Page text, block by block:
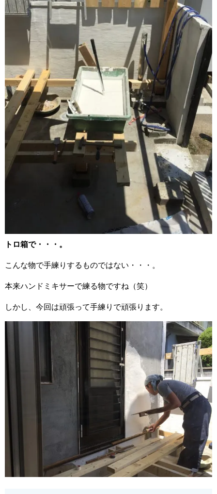
トロ箱で・・・。
こんな物で手練りするものではない・・・。
本来ハンドミキサーで練る物ですね（笑）
しかし、今回は頑張って手練りで頑張ります。